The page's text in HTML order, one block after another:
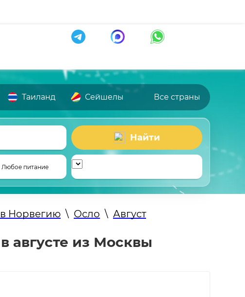
Таиланд Сейшелы Все страны
Найти
Любое питание
Норвегию \ Осло \ Август
августе из Москвы